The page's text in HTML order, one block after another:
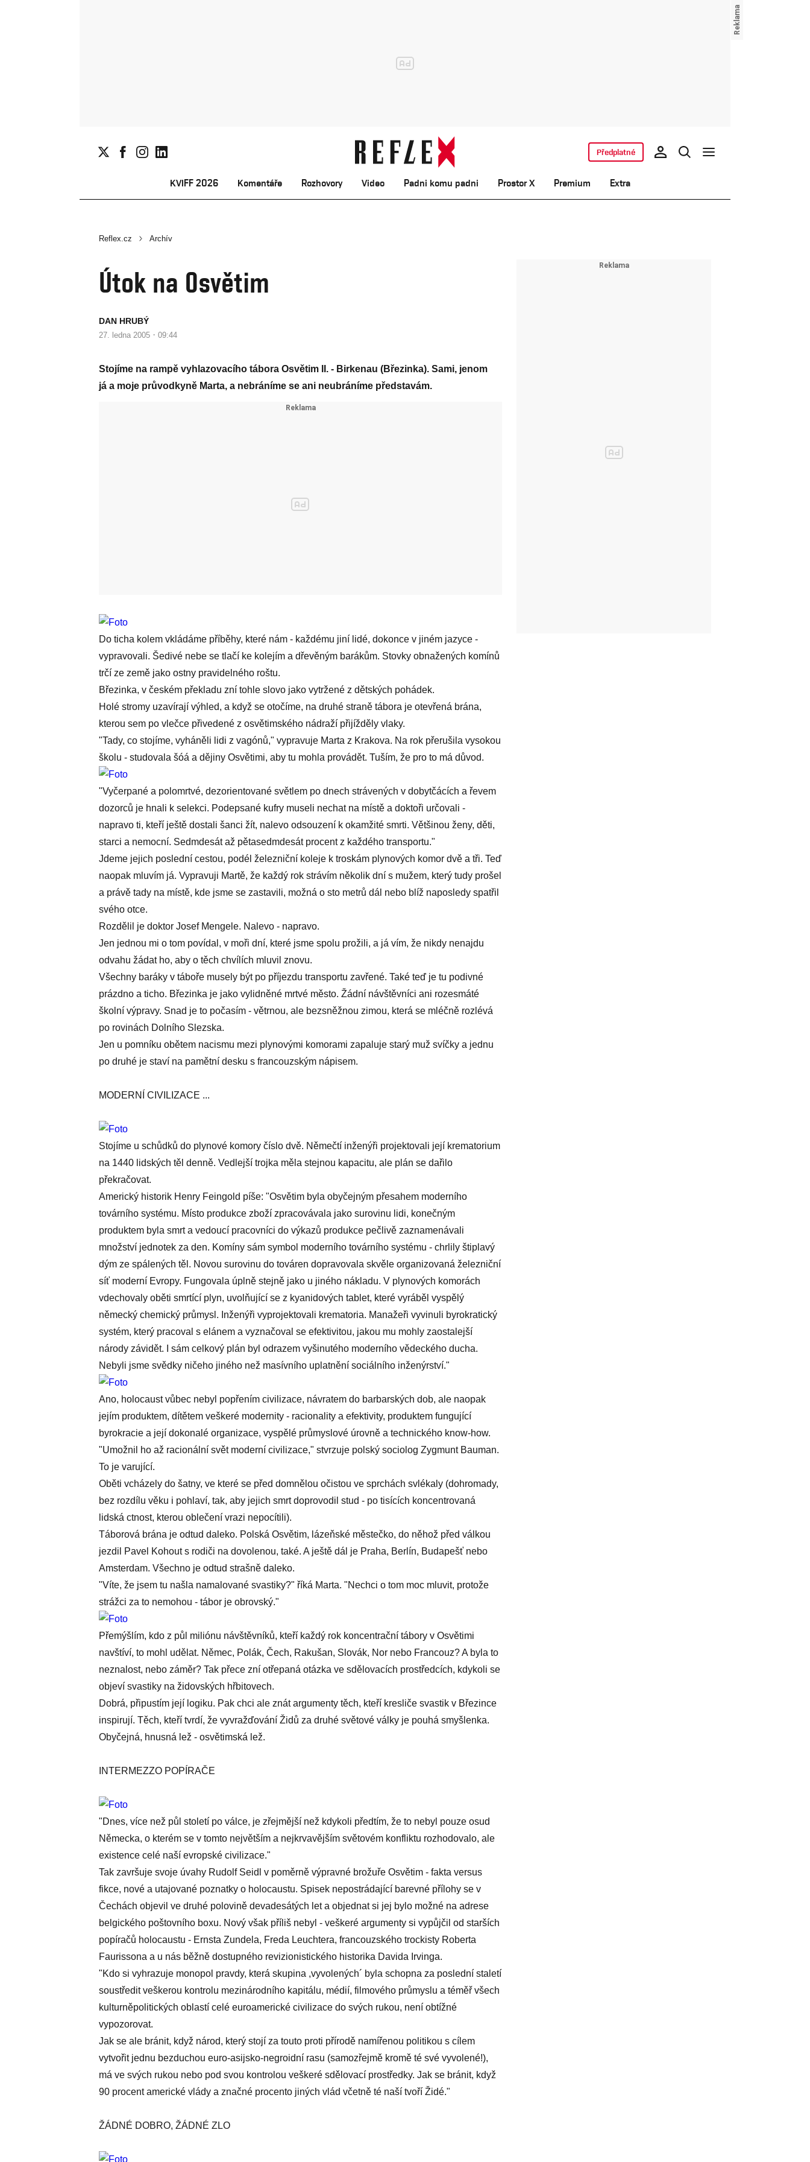
KVIFF 2026 Komentáře Rozhovory Video Padni komu padni Prostor X Premium Extra
Předplatné
Reflex.cz Archív
Útok na Osvětim
DAN HRUBÝ
27. ledna 2005 · 09:44
Stojíme na rampě vyhlazovacího tábora Osvětim II. - Birkenau (Březinka). Sami, jenom
já a moje průvodkyně Marta, a nebráníme se ani neubráníme představám.
Do ticha kolem vkládáme příběhy, které nám - každému jiní lidé, dokonce v jiném jazyce -
vypravovali. Šedivé nebe se tlačí ke kolejím a dřevěným barákům. Stovky obnažených komínů
trčí ze země jako ostny pravidelného roštu.
Březinka, v českém překladu zní tohle slovo jako vytržené z dětských pohádek.
Holé stromy uzavírají výhled, a když se otočíme, na druhé straně tábora je otevřená brána,
kterou sem po vlečce přivedené z osvětimského nádraží přijížděly vlaky.
"Tady, co stojíme, vyháněli lidi z vagónů," vypravuje Marta z Krakova. Na rok přerušila vysokou
školu - studovala šóá a dějiny Osvětimi, aby tu mohla provádět. Tuším, že pro to má důvod.
"Vyčerpané a polomrtvé, dezorientované světlem po dnech strávených v dobytčácích a řevem
dozorců je hnali k selekci. Podepsané kufry museli nechat na místě a doktoři určovali -
napravo ti, kteří ještě dostali šanci žít, nalevo odsouzení k okamžité smrti. Většinou ženy, děti,
starci a nemocní. Sedmdesát až pětasedmdesát procent z každého transportu."
Jdeme jejich poslední cestou, podél železniční koleje k troskám plynových komor dvě a tři. Teď
naopak mluvím já. Vypravuji Martě, že každý rok strávím několik dní s mužem, který tudy prošel
a právě tady na místě, kde jsme se zastavili, možná o sto metrů dál nebo blíž naposledy spatřil
svého otce.
Rozdělil je doktor Josef Mengele. Nalevo - napravo.
Jen jednou mi o tom povídal, v moři dní, které jsme spolu prožili, a já vím, že nikdy nenajdu
odvahu žádat ho, aby o těch chvílích mluvil znovu.
Všechny baráky v táboře musely být po příjezdu transportu zavřené. Také teď je tu podivné
prázdno a ticho. Březinka je jako vylidněné mrtvé město. Žádní návštěvníci ani rozesmáté
školní výpravy. Snad je to počasím - větrnou, ale bezsněžnou zimou, která se mléčně rozlévá
po rovinách Dolního Slezska.
Jen u pomníku obětem nacismu mezi plynovými komorami zapaluje starý muž svíčky a jednu
po druhé je staví na pamětní desku s francouzským nápisem.
MODERNÍ CIVILIZACE ...
Stojíme u schůdků do plynové komory číslo dvě. Němečtí inženýři projektovali její krematorium
na 1440 lidských těl denně. Vedlejší trojka měla stejnou kapacitu, ale plán se dařilo
překračovat.
Americký historik Henry Feingold píše: "Osvětim byla obyčejným přesahem moderního
továrního systému. Místo produkce zboží zpracovávala jako surovinu lidi, konečným
produktem byla smrt a vedoucí pracovníci do výkazů produkce pečlivě zaznamenávali
množství jednotek za den. Komíny sám symbol moderního továrního systému - chrlily štiplavý
dým ze spálených těl. Novou surovinu do továren dopravovala skvěle organizovaná železniční
síť moderní Evropy. Fungovala úplně stejně jako u jiného nákladu. V plynových komorách
vdechovaly oběti smrtící plyn, uvolňující se z kyanidových tablet, které vyráběl vyspělý
německý chemický průmysl. Inženýři vyprojektovali krematoria. Manažeři vyvinuli byrokratický
systém, který pracoval s elánem a vyznačoval se efektivitou, jakou mu mohly zaostalejší
národy závidět. I sám celkový plán byl odrazem vyšinutého moderního vědeckého ducha.
Nebyli jsme svědky ničeho jiného než masívního uplatnění sociálního inženýrství."
Ano, holocaust vůbec nebyl popřením civilizace, návratem do barbarských dob, ale naopak
jejím produktem, dítětem veškeré modernity - racionality a efektivity, produktem fungující
byrokracie a její dokonalé organizace, vyspělé průmyslové úrovně a technického know-how.
"Umožnil ho až racionální svět moderní civilizace," stvrzuje polský sociolog Zygmunt Bauman.
To je varující.
Oběti vcházely do šatny, ve které se před domnělou očistou ve sprchách svlékaly (dohromady,
bez rozdílu věku i pohlaví, tak, aby jejich smrt doprovodil stud - po tisících koncentrovaná
lidská ctnost, kterou oblečení vrazi nepocítili).
Táborová brána je odtud daleko. Polská Osvětim, lázeňské městečko, do něhož před válkou
jezdil Pavel Kohout s rodiči na dovolenou, také. A ještě dál je Praha, Berlín, Budapešť nebo
Amsterdam. Všechno je odtud strašně daleko.
"Víte, že jsem tu našla namalované svastiky?" říká Marta. "Nechci o tom moc mluvit, protože
strážci za to nemohou - tábor je obrovský."
Přemýšlím, kdo z půl miliónu návštěvníků, kteří každý rok koncentrační tábory v Osvětimi
navštíví, to mohl udělat. Němec, Polák, Čech, Rakušan, Slovák, Nor nebo Francouz? A byla to
neznalost, nebo záměr? Tak přece zní otřepaná otázka ve sdělovacích prostředcích, kdykoli se
objeví svastiky na židovských hřbitovech.
Dobrá, připustím její logiku. Pak chci ale znát argumenty těch, kteří kresliče svastik v Březince
inspirují. Těch, kteří tvrdí, že vyvražďování Židů za druhé světové války je pouhá smyšlenka.
Obyčejná, hnusná lež - osvětimská lež.
INTERMEZZO POPÍRAČE
"Dnes, více než půl století po válce, je zřejmější než kdykoli předtím, že to nebyl pouze osud
Německa, o kterém se v tomto největším a nejkrvavějším světovém konfliktu rozhodovalo, ale
existence celé naší evropské civilizace."
Tak završuje svoje úvahy Rudolf Seidl v poměrně výpravné brožuře Osvětim - fakta versus
fikce, nové a utajované poznatky o holocaustu. Spisek nepostrádající barevné přílohy se v
Čechách objevil ve druhé polovině devadesátých let a objednat si jej bylo možné na adrese
belgického poštovního boxu. Nový však příliš nebyl - veškeré argumenty si vypůjčil od starších
popíračů holocaustu - Ernsta Zundela, Freda Leuchtera, francouzského trockisty Roberta
Faurissona a u nás běžně dostupného revizionistického historika Davida Irvinga.
"Kdo si vyhrazuje monopol pravdy, která skupina ,vyvolených´ byla schopna za poslední staletí
soustředit veškerou kontrolu mezinárodního kapitálu, médií, filmového průmyslu a téměř všech
kulturněpolitických oblastí celé euroamerické civilizace do svých rukou, není obtížné
vypozorovat.
Jak se ale bránit, když národ, který stojí za touto proti přírodě namířenou politikou s cílem
vytvořit jednu bezduchou euro-asijsko-negroidní rasu (samozřejmě kromě té své vyvolené!),
má ve svých rukou nebo pod svou kontrolou veškeré sdělovací prostředky. Jak se bránit, když
90 procent americké vlády a značné procento jiných vlád včetně té naší tvoří Židé."
ŽÁDNÉ DOBRO, ŽÁDNÉ ZLO